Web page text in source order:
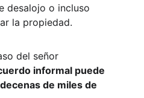
desalojo o incluso
la propiedad.
del señor
informal puede
de miles de